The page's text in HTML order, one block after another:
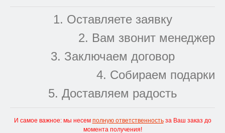
1. Оставляете заявку
2. Вам звонит менеджер
3. Заключаем договор
4. Собираем подарки
5. Доставляем радость
И самое важное: мы несем полную ответственностьза Ваш заказ до
момента получения!